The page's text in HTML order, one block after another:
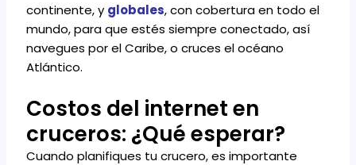
continente, y globales, con cobertura en todo el
mundo, para que estés siempre conectado, así
navegues por el Caribe, o cruces el océano
Atlántico.
Costos del internet en
cruceros: ¿Qué esperar?
Cuando planifiques tu crucero, es importante